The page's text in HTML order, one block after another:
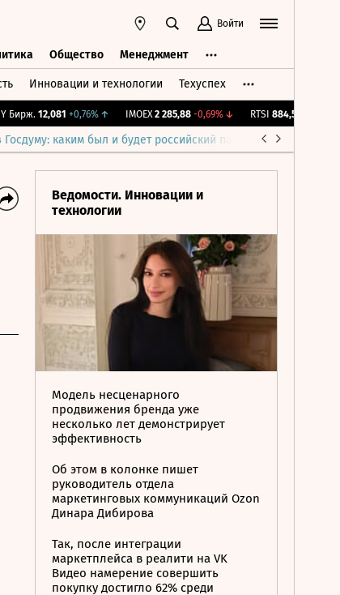
Войти
Общество Менеджмент
Инновации и технологии Техуспех
12,081 +0,76%↑ IMOEX 2 285,88 -0,69%↓ RTSI 884,56 -1,27%
каким был и будет российский парламент
Ведомости. Инновации и
технологии
Модель несценарного
продвижения бренда уже
несколько лет демонстрирует
эффективность
Об этом в колонке пишет
руководитель отдела
маркетинговых коммуникаций Ozon
Динара Дибирова
Так, после интеграции
маркетплейса в реалити на VK
Видео намерение совершить
покупку достигло 62% среди